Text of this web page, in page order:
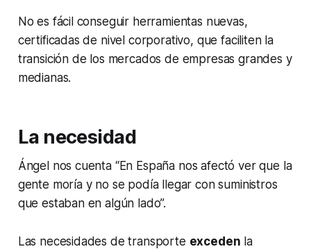
No es fácil conseguir herramientas nuevas,
certificadas de nivel corporativo, que faciliten la
transición de los mercados de empresas grandes y
medianas.
La necesidad
Ángel nos cuenta “En España nos afectó ver que la
gente moría y no se podía llegar con suministros
que estaban en algún lado”.
Las necesidades de transporte exceden la